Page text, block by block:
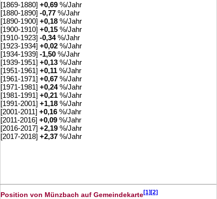
[1869-1880] +0,69 %/Jahr
[1880-1890] -0,77 %/Jahr
[1890-1900] +0,18 %/Jahr
[1900-1910] +0,15 %/Jahr
[1910-1923] -0,34%/Jahr
[1923-1934] +0,02 %/Jahr
[1934-1939] -1,50 %/Jahr
[1939-1951] +0,13 %/Jahr
[1951-1961] +0,11 %/Jahr
[1961-1971] +0,67 %/Jahr
[1971-1981] +0,24%/Jahr
[1981-1991] +0,21 %/Jahr
[1991-2001] +1,18 %/Jahr
[2001-2011] +0,16 %/Jahr
[2011-2016] +0,09 %/Jahr
[2016-2017] +2,19 %/Jahr
[2017-2018] +2,37 %/Jahr
Position von Münzbach auf Gemeindekarte[1][2]